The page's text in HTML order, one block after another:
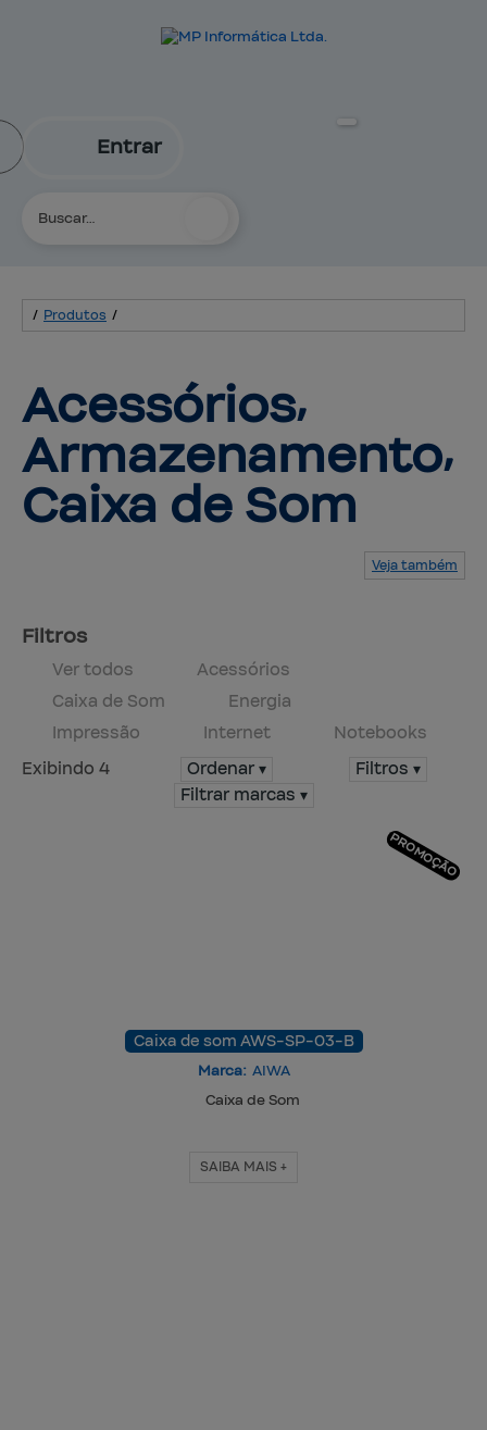
Entrar
/ Produtos /
Acessórios⸴
Caixa de Som
Veja também
Filtros
Ver todos
Acessórios
Caixa de Som
Energia
Impressão
Internet
Notebooks
Exibindo 4
Ordenar ▾
Filtros ▾
Filtrar marcas ▾
PROMOÇÃO
Caixa de som AWS-SP-03-B
Marca: AIWA
Caixa de Som
SAIBA MAIS +